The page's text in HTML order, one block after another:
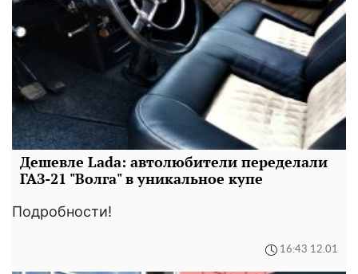
Дешевле Lada: автолюбители переделали
ГАЗ-21 "Волга" в уникальное купе
Подробности!
16:43 12.01